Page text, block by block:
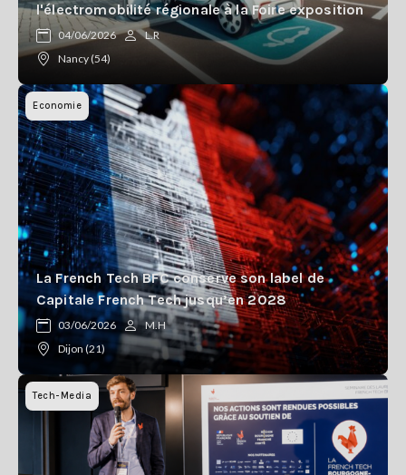
l'électromobilité régionale à la Foire exposition
04/06/2026
L.R
Nancy (54)
Economie
La French Tech BFC conserve son label de
Capitale French Tech jusqu’en 2028
03/06/2026
M.H
Dijon (21)
Tech-Media